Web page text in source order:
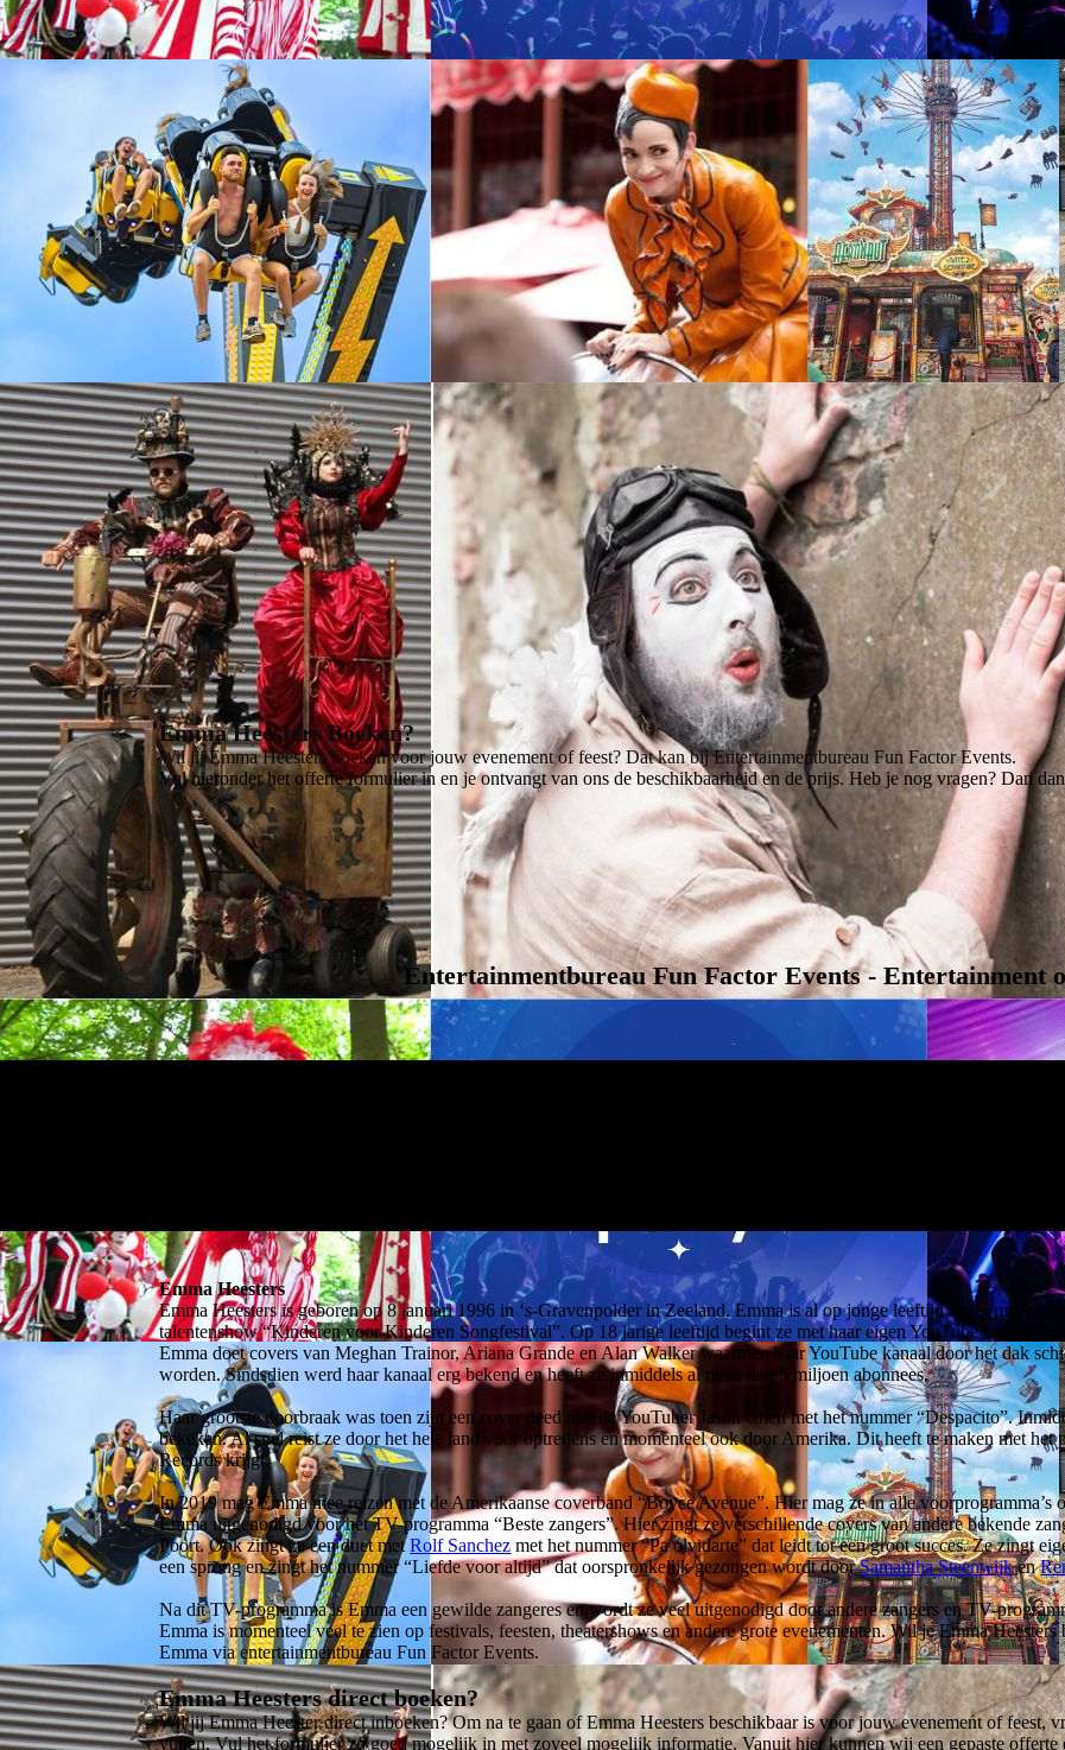
Emma Heesters Boeken?
Wil jij Emma Heesters boeken voor jouw evenement of feest? Dat kan bij Entertainmentbureau Fun Factor Events.
Vul hieronder het offerte formulier in en je ontvangt van ons de beschikbaarheid en de prijs. Heb je nog vragen? Dan
Entertainmentbureau Fun Factor Events - Entertainment
Emma Heesters
Emma Heesters is geboren op 8 januari 1996 in ‘s-Gravenpolder in Zeeland. Emma is al op jonge leeftijd bezig met
talentenshow “Kinderen voor Kinderen Songfestival”. Op 18 jarige leeftijd begint ze met haar eigen YouTube kanaal en
Emma doet covers van Meghan Trainor, Ariana Grande en Alan Walker waarmee haar YouTube kanaal door het dak
worden. Sindsdien werd haar kanaal erg bekend en heeft ze inmiddels al meer dan 5 miljoen abonnees.
Haar grootste doorbraak was toen zijn een cover deed met de YouTuber Jason Chen met het nummer “Despacito”.
bekeken. Al snel reist ze door het hele land voor optredens en momenteel ook door Amerika. Dit heeft te maken met
Records krijgt.
In 2019 mag Emma mee reizen met de Amerikaanse coverband “Boyce Avenue”. Hier mag ze in alle
Emma uitgenodigd voor het TV-programma “Beste zangers”. Hier zingt ze verschillende covers van andere bekende
Poort. Ook zingt ze een duet metRolf Sanchez met het nummer “Pa olvidarte” dat leidt tot een groot succes. Ze zingt
een sprong en zingt het nummer “Liefde voor altijd” dat oorspronkelijk gezongen wordt doorSamantha Steenwijken
Na dit TV-programma is Emma een gewilde zangeres en wordt ze veel uitgenodigd door andere zangers en TV-
Emma is momenteel veel te zien op festivals, feesten, theatershows en andere grote evenementen. Wil je Emma
Emma via entertainmentbureau Fun Factor Events.
Emma Heesters direct boeken?
Wil jij Emma Heester direct inboeken? Om na te gaan of Emma Heesters beschikbaar is voor jouw evenement of
vullen. Vul het formulier zo goed mogelijk in met zoveel mogelijk informatie. Vanuit hier kunnen wij een gepaste offerte